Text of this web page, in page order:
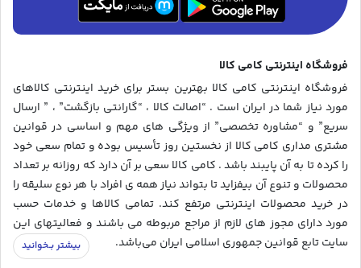
فروشگاه اینترنتی کامی کالا
فروشگاه اینترنتی کامی کالا بهترین بستر برای خرید اینترنتی کالاهای
مورد نیاز شما در ایران است . “اصالت کالا ، “گارانتی بازگشت” ، ” ارسال
سریع” و “مشاوره تخصصی” از ویژگی های مهم و اساسی در قوانین
مشتری مداری کامی کالا از نخستین روز تأسیس بوده و تمام سعی خود
را کرده تا به آن پایبند باشد . کامی کالا سعی بر آن دارد که روزانه بر تعداد
محصولات و تنوع آن بیفزاید تا بتواند نیاز همه ی افراد با هر نوع سلیقه را
در خرید محصولات اینترنتی مرتفع کند. تمامی کالاها و خدمات حسب
مورد دارای مجوز های لازم از مراجع مربوطه می باشند و فعالیتهای این
سایت تابع قوانین جمهوری اسلامی ایران می‌باشد.